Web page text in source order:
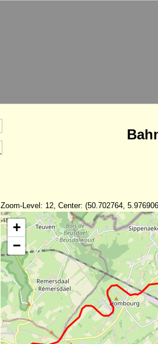
Zoom-Level: 12, Center: (50.702764,
+
−